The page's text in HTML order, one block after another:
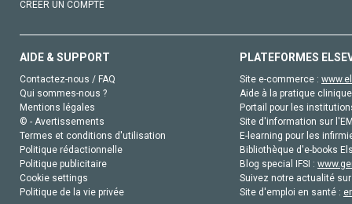
CRÉER UN COMPTE
AIDE & SUPPORT
Contactez-nous / FAQ
Qui sommes-nous ?
Mentions légales
© - Avertissements
Termes et conditions d'utilisation
Politique rédactionnelle
Politique publicitaire
Cookie settings
Politique de la vie privée
PLATEFORMES
Site e-commerce :
Aide à la pratique
Portail pour les
Site d'information sur
E-learning pour les
Bibliothèque d'e-books
Blog special IFSI :
Suivez notre actualité
Site d'emploi en santé :